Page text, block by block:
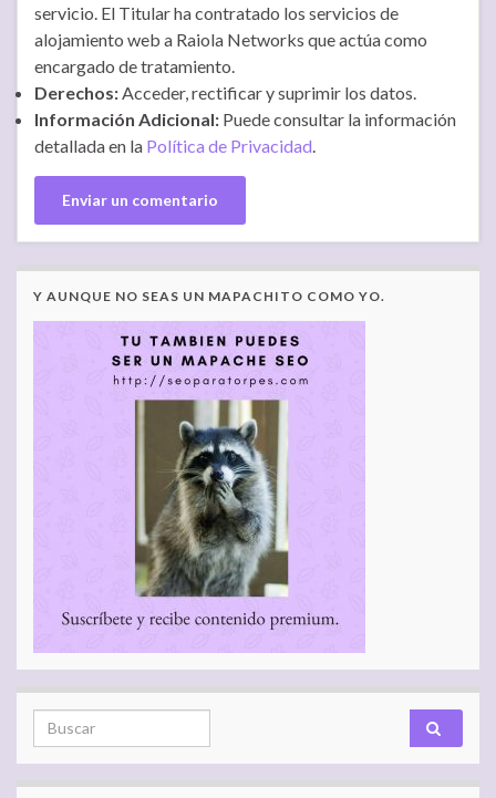
servicio. El Titular ha contratado los servicios de
alojamiento web a Raiola Networks que actúa como
encargado de tratamiento.
Derechos: Acceder, rectificar y suprimir los datos.
Información Adicional: Puede consultar la información
detallada en la Política de Privacidad
Y AUNQUE NO SEAS UN MAPACHITO COMO YO.
Search for: